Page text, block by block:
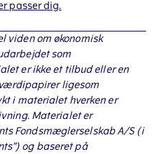
passer dig.
viden om økonomisk
som
er ikke et tilbud eller en
ligesom
i materialet hverken er
Materialet er
Fondsmæglerselskab A/S (i
og baseret på